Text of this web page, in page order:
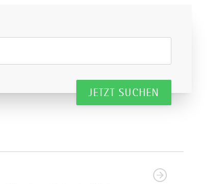
JETZT SUCHEN